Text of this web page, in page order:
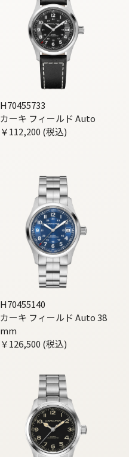
H70455733
カーキ フィールド Auto
￥112,200 (税込)
H70455140
カーキ フィールド Auto 38
mm
￥126,500 (税込)